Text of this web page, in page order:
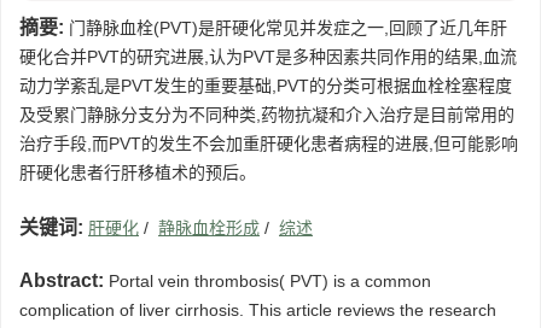
摘要: 门静脉血栓(PVT)是肝硬化常见并发症之一,回顾了近几年肝
硬化合并PVT的研究进展,认为PVT是多种因素共同作用的结果,血流
动力学紊乱是PVT发生的重要基础,PVT的分类可根据血栓栓塞程度
及受累门静脉分支分为不同种类,药物抗凝和介入治疗是目前常用的
治疗手段,而PVT的发生不会加重肝硬化患者病程的进展,但可能影响
肝硬化患者行肝移植术的预后。
关键词: 肝硬化 / 静脉血栓形成 / 综述
Abstract: Portal vein thrombosis( PVT) is a common
complication of liver cirrhosis. This article reviews the research